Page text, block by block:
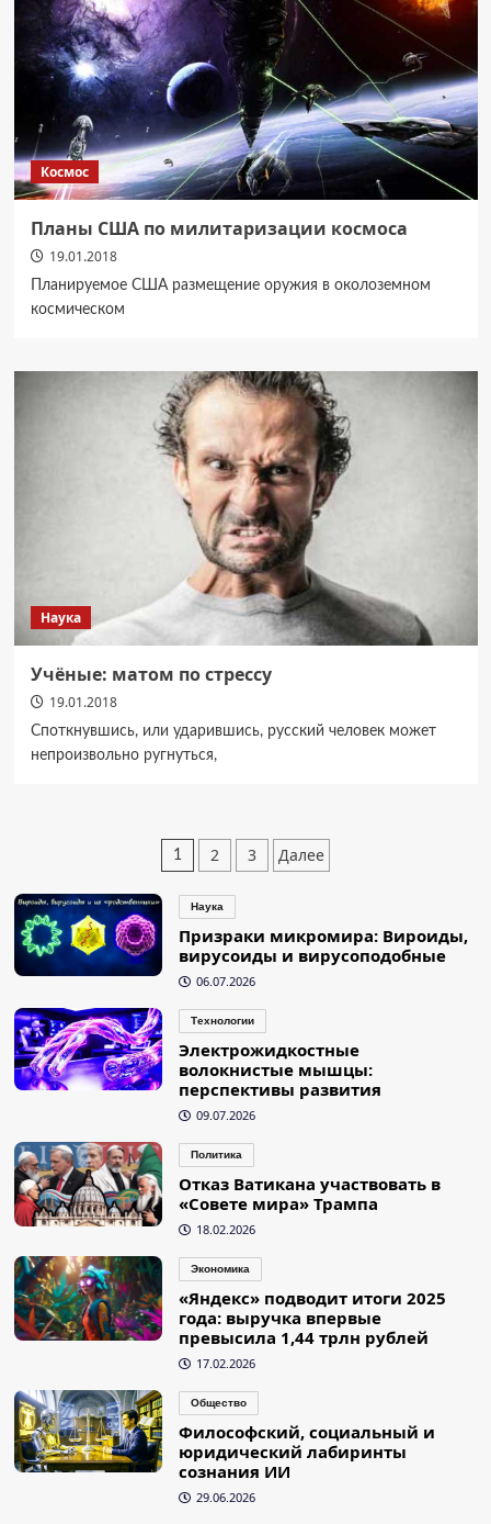
Космос
Планы США по милитаризации космоса
19.01.2018
Планируемое США размещение оружия в околоземном
космическом
Наука
Учёные: матом по стрессу
19.01.2018
Споткнувшись, или ударившись, русский человек может
непроизвольно ругнуться,
Пагинация
записей
1 2 3 Далее
Наука
Призраки микромира: Вироиды,
вирусоиды и вирусоподобные
06.07.2026
Технологии
Электрожидкостные
волокнистые мышцы:
перспективы развития
09.07.2026
Политика
Отказ Ватикана участвовать в
«Совете мира» Трампа
18.02.2026
Экономика
«Яндекс» подводит итоги 2025
года: выручка впервые
превысила 1,44 трлн рублей
17.02.2026
Общество
Философский, социальный и
юридический лабиринты
сознания ИИ
29.06.2026